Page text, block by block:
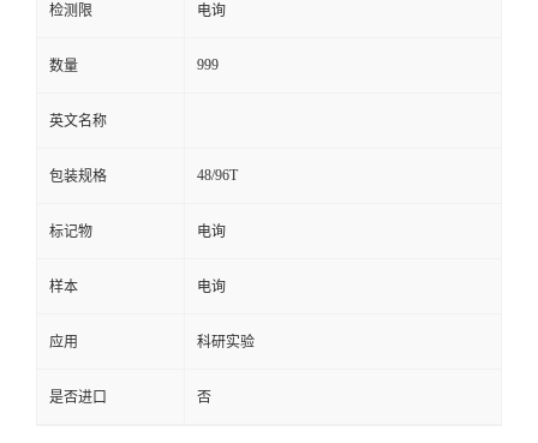
检测限 电询
数量 999
英文名称
包装规格 48/96T
标记物 电询
样本 电询
应用 科研实验
是否进口 否